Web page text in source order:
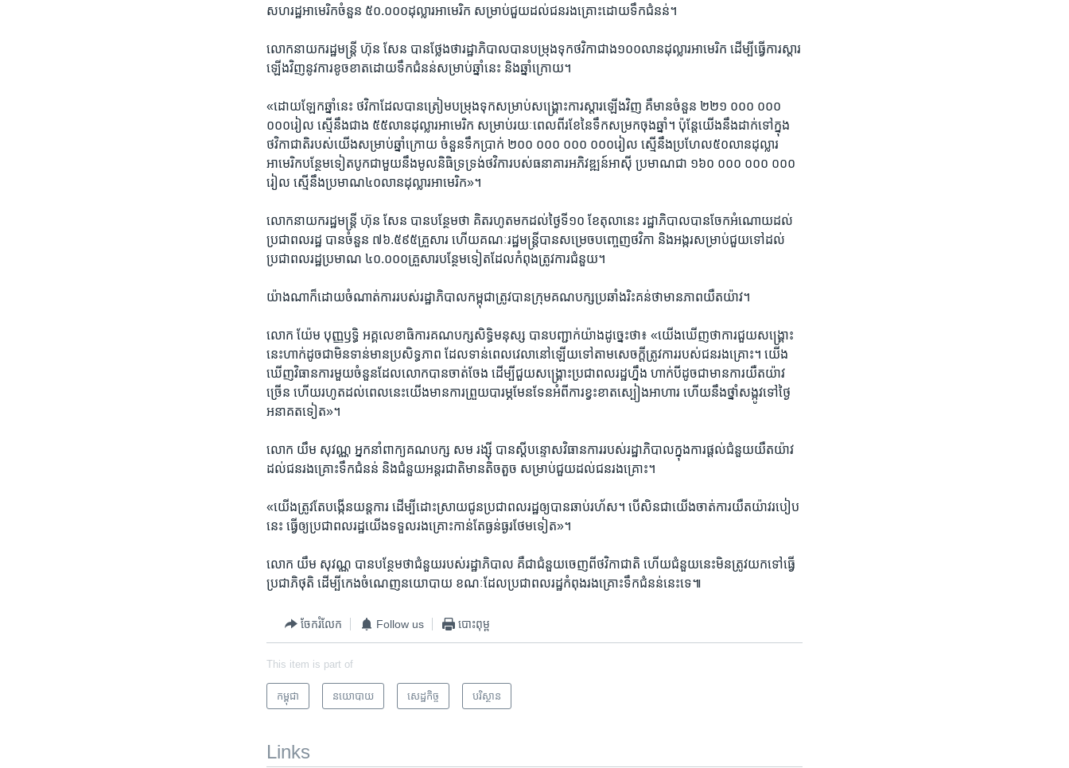
សហរដ្ឋអាមេរិក​ចំនួន​ ៥០.០០០​ដុល្លារ​អាមេរិក​ សម្រាប់​ជួយ​ដល់​ជន​រង​គ្រោះ​ដោយ​ទឹក​ជំនន់។
លោកនាយក​រដ្ឋមន្ត្រី​ ហ៊ុន​ សែន ​បាន​ថ្លែង​ថា​រដ្ឋាភិបាល​បាន​បម្រុង​ទុក​ថវិកា​ជាង​១០០​លាន​ដុល្លារ​អាមេរិក ​ដើម្បី​ធ្វើ​ការ​ស្តារ​
ឡើង​វិញ​នូវ​ការ​ខូចខាត​ដោយ​ទឹក​ជំនន់​សម្រាប់​ឆ្នាំ​នេះ ​និង​ឆ្នាំ​ក្រោយ។
«ដោយឡែក​ឆ្នាំ​នេះ ​ថវិកា​ដែល​បាន​ត្រៀម​បម្រុង​ទុក​សម្រាប់​សង្គ្រោះ​ការ​ស្តារ​ឡើងវិញ ​គឺ​មាន​ចំនួន​ ២២១ ០០០ ០០០
០០០​រៀល ​ស្មើនឹង​ជាង​ ៥៥​លាន​ដុល្លារ​អាមេរិក ​សម្រាប់​រយៈពេល​ពីរ​ខែ​នៃ​ទឹក​សម្រក​ចុង​ឆ្នាំ។ ​ប៉ុន្តែ​យើង​នឹង​ដាក់​ទៅ​ក្នុង​
ថវិកា​ជាតិ​របស់​យើង​សម្រាប់​ឆ្នាំ​ក្រោយ​ ចំនួន​ទឹក​ប្រាក់​ ២០០ ០០០ ០០០ ០០០​រៀល ​ស្មើនឹង​ប្រហែល​៥០​លាន​ដុល្លារ​
អាមេរិក​បន្ថែម​ទៀត​បូក​ជា​មួយ​នឹង​មូលនិធិ​ទ្រទ្រង់​ថវិកា​របស់​ធនាគារ​អភិវឌ្ឍន៍​អាស៊ី​ ប្រមាណ​ជា​ ១៦០ ០០០ ០០០ ០០០​
រៀល​ ស្មើនឹង​ប្រមាណ​៤០​លាន​ដុល្លារ​អាមេរិក»។
លោក​នាយក​រដ្ឋមន្ត្រី​ ហ៊ុន​ សែន​ បាន​បន្ថែម​ថា​ គិត​រហូត​មក​ដល់​ថ្ងៃ​ទី​១០​ ខែ​តុលា​នេះ ​រដ្ឋាភិបាល​បាន​ចែក​អំណោយ​ដល់​
ប្រជាពលរដ្ឋ ​បាន​ចំនួន​ ៧៦.៥៩៥​គ្រួសារ ​ហើយ​គណៈរដ្ឋមន្ត្រី​បាន​សម្រេច​បញ្ចេញ​ថវិកា​ និង​អង្ករ​សម្រាប់​ជួយ​ទៅ​ដល់​
ប្រជាពលរដ្ឋ​ប្រមាណ​ ៤០.០០០​គ្រួសារ​បន្ថែម​ទៀត​ដែល​កំពុង​ត្រូវការ​ជំនួយ។
យ៉ាងណាក៏ដោយ​ចំណាត់ការ​របស់​រដ្ឋាភិបាល​កម្ពុជា​ត្រូវ​បាន​ក្រុម​គណបក្ស​ប្រឆាំង​រិះគន់​ថា​មាន​ភាពយឺតយ៉ាវ។
លោក​ យ៉ែម ​បុញ្ញឫទ្ធិ ​អគ្គលេខាធិការ​គណបក្ស​សិទ្ធិ​មនុស្ស ​បាន​បញ្ជាក់​យ៉ាង​ដូច្នេះ​ថា៖​ «យើង​ឃើញ​ថា​ការជួយ​សង្គ្រោះ​
នេះ​ហាក់​ដូច​ជា​មិន​ទាន់​មាន​ប្រសិទ្ធភាព​ ដែល​ទាន់​ពេលវេលា​នៅ​ឡើយ​ទៅ​តាម​សេចក្តី​ត្រូវការ​របស់​ជន​រងគ្រោះ។​ យើង​
ឃើញ​វិធាន​ការ​មួយ​ចំនួន​ដែល​លោក​បាន​ចាត់ចែង​ ដើម្បី​ជួយ​សង្គ្រោះ​ប្រជាពលរដ្ឋ​ហ្នឹង ​ហាក់​បីដូច​ជា​មាន​ការយឺត​យ៉ាវ​
ច្រើន​ ហើយ​រហូត​ដល់​ពេល​នេះយើង​មាន​ការ​ព្រួយ​បារម្ភ​មែនទែន​អំពី​ការខ្វះខាត​ស្បៀង​អាហារ ​ហើយ​នឹង​ថ្នាំ​សង្កូវ​ទៅ​ថ្ងៃ​
អនាគត​ទៀត»។
លោក​ យឹម ​សុវណ្ណ ​អ្នក​នាំ​ពាក្យ​គណបក្ស​ សម​ រង្ស៊ី ​បាន​ស្តី​បន្ទោស​វិធានការ​របស់​រដ្ឋាភិបាល​ក្នុង​ការផ្តល់​ជំនួយ​យឺតយ៉ាវ​
ដល់​ជន​រងគ្រោះ​ទឹក​ជំនន់ ​និង​ជំនួយ​អន្តរជាតិ​មាន​តិចតួច​ សម្រាប់​ជួយ​ដល់​ជន​រង​គ្រោះ។
«យើង​ត្រូវ​តែ​បង្កើន​យន្តការ ​ដើម្បី​ដោះស្រាយ​ជូន​ប្រជាពលរដ្ឋ​ឲ្យ​បាន​ឆាប់​រហ័ស។​ ​បើ​សិន​ជា​យើង​ចាត់ការ​យឺតយ៉ាវ​របៀប​
នេះ ​ធ្វើ​ឲ្យ​ប្រជាពលរដ្ឋ​យើង​ទទួល​រងគ្រោះ​កាន់​តែ​ធ្ងន់ធ្ងរ​ថែម​ទៀត»។
លោក​ យឹម ​សុវណ្ណ ​បាន​បន្ថែម​ថា​ជំនួយ​របស់​រដ្ឋាភិបាល​ គឺ​ជា​ជំនួយ​ចេញ​ពី​ថវិកា​ជាតិ ​ហើយ​ជំនួយ​នេះ​មិន​ត្រូវ​យក​ទៅ​ធ្វើ​
ប្រជា​ភិថុតិ​ ដើម្បី​កេង​ចំណេញ​នយោបាយ ​ខណៈ​ដែល​ប្រជាពលរដ្ឋ​កំពុង​រង​គ្រោះ​ទឹក​ជំនន់​នេះ​ទេ៕
ចែករំលែក Follow us បោះពុម្ព
This item is part of
កម្ពុជា នយោបាយ សេដ្ឋកិច្ច បរិស្ថាន
Links